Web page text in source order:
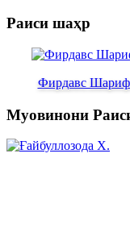
Раиси шаҳр
Фирдавс
Муовинони